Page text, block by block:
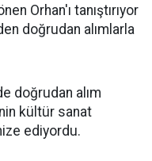
Orhan'ı tanıştırıyor
doğrudan alımlarla
doğrudan alım
kültür sanat
ediyordu.